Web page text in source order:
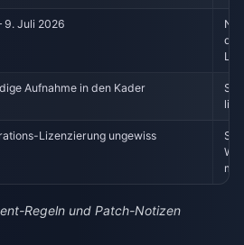
9. Juli 2026
der
Aufnahme in den Kader
Lizenzierung ungewiss
Regeln und Patch-Notizen